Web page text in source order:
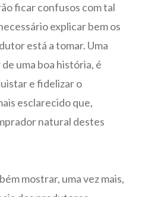
ficar confusos com tal
explicar bem os
está a tomar. Uma
uma boa história, é
e fidelizar o
esclarecido que,
natural destes
mostrar, uma vez mais,